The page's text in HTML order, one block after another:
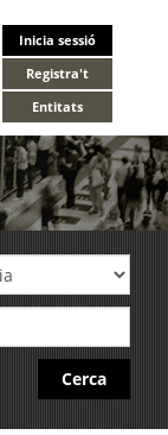
Inicia sessió
Registra't
Entitats
Cerca